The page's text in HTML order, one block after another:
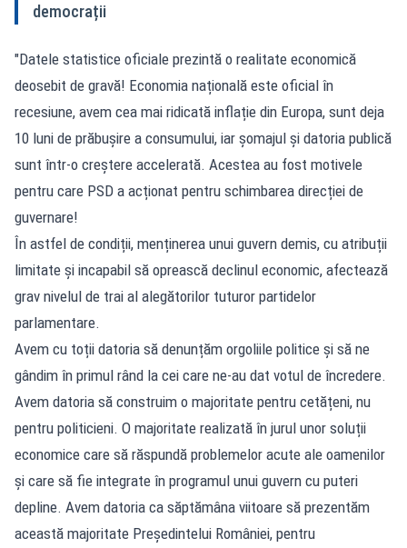
democrații
"Datele statistice oficiale prezintă o realitate economică
deosebit de gravă! Economia națională este oficial în
recesiune, avem cea mai ridicată inflație din Europa, sunt deja
10 luni de prăbușire a consumului, iar șomajul și datoria publică
sunt într-o creștere accelerată. Acestea au fost motivele
pentru care PSD a acționat pentru schimbarea direcției de
guvernare!
În astfel de condiții, menținerea unui guvern demis, cu atribuții
limitate și incapabil să oprească declinul economic, afectează
grav nivelul de trai al alegătorilor tuturor partidelor
parlamentare.
Avem cu toții datoria să denunțăm orgoliile politice și să ne
gândim în primul rând la cei care ne-au dat votul de încredere.
Avem datoria să construim o majoritate pentru cetățeni, nu
pentru politicieni. O majoritate realizată în jurul unor soluții
economice care să răspundă problemelor acute ale oamenilor
și care să fie integrate în programul unui guvern cu puteri
depline. Avem datoria ca săptămâna viitoare să prezentăm
această majoritate Președintelui României, pentru